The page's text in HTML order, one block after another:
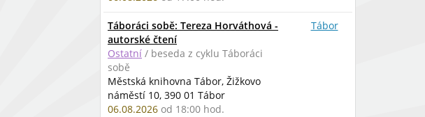
Táboráci sobě: Tereza Horváthová -
autorské čtení
Ostatní / beseda z cyklu Táboráci
sobě
Městská knihovna Tábor, Žižkovo
náměstí 10, 390 01 Tábor
06.08.2026 od 18:00 hod.
Tábor